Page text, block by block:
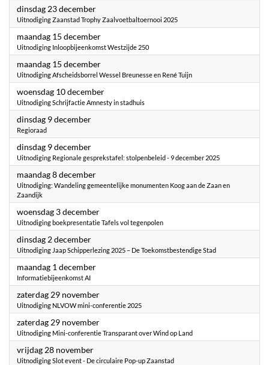
dinsdag 23 december2025
Uitnodiging Zaanstad Trophy Zaalvoetbaltoernooi 2025
maandag 15 december2025
Uitnodiging Inloopbijeenkomst Westzijde 250
maandag 15 december2025
Uitnodiging Afscheidsborrel Wessel Breunesse en René Tuijn
woensdag 10 december2025
Uitnodiging Schrijfactie Amnesty in stadhuis
dinsdag 9 december2025
Regioraad
dinsdag 9 december2025
Uitnodiging Regionale gesprekstafel: stolpenbeleid - 9 december 2025
maandag 8 december2025
Uitnodiging: Wandeling gemeentelijke monumenten Koog aan de Zaan en
Zaandijk
woensdag 3 december2025
Uitnodiging boekpresentatie Tafels vol tegenpolen
dinsdag 2 december2025
Uitnodiging Jaap Schipperlezing 2025 – De Toekomstbestendige Stad
maandag 1 december2025
Informatiebijeenkomst AI
zaterdag 29 november2025
Uitnodiging NLVOW mini-conferentie 2025
zaterdag 29 november2025
Uitnodiging Mini-conferentie Transparant over Wind op Land
vrijdag 28 november2025
Uitnodiging Slot event - De circulaire Pop-up Zaanstad